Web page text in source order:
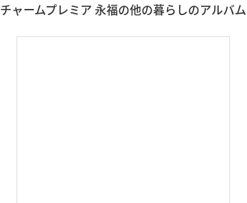
チャームプレミア 永福の他の暮らしのアルバム